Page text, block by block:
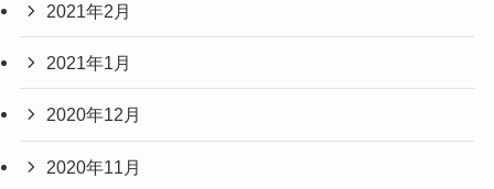
2021年2月
2021年1月
2020年12月
2020年11月